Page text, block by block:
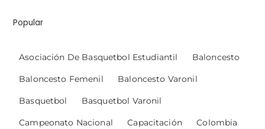
Popular
Asociación De Basquetbol Estudiantil Baloncesto
Baloncesto Femenil Baloncesto Varonil
Basquetbol Basquetbol Varonil
Campeonato Nacional Capacitación Colombia